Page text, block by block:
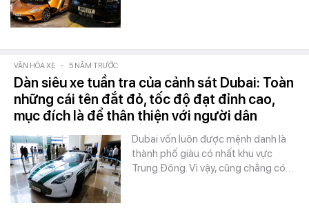
VĂN HÓA XE - 5 NĂM TRƯỚC
Dàn siêu xe tuần tra của cảnh sát Dubai: Toàn
những cái tên đắt đỏ, tốc độ đạt đỉnh cao,
mục đích là để thân thiện với người dân
Dubai vốn luôn được mệnh danh là
thành phố giàu có nhất khu vực
Trung Đông. Vì vậy, cũng chẳng có…